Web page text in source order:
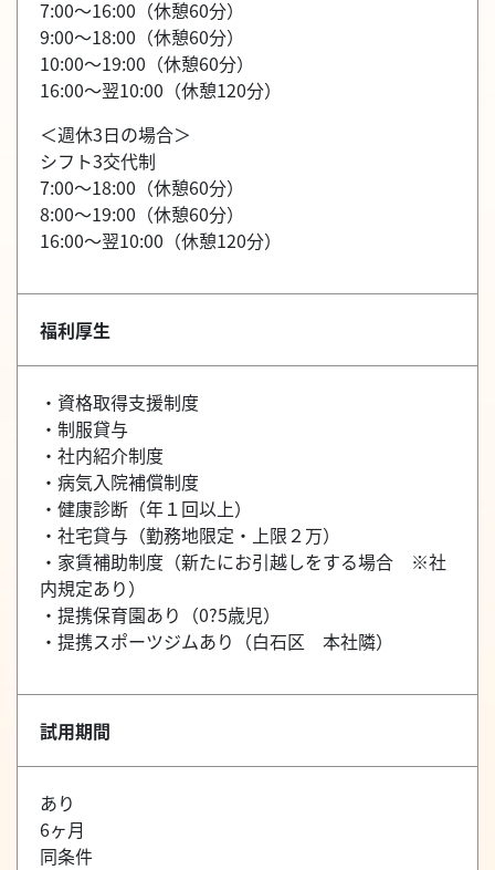
7:00～16:00（休憩60分）
9:00～18:00（休憩60分）
10:00～19:00（休憩60分）
16:00～翌10:00（休憩120分）
＜週休3日の場合＞
シフト3交代制
7:00～18:00（休憩60分）
8:00～19:00（休憩60分）
16:00～翌10:00（休憩120分）
福利厚生
・資格取得支援制度
・制服貸与
・社内紹介制度
・病気入院補償制度
・健康診断（年１回以上）
・社宅貸与（勤務地限定・上限２万）
・家賃補助制度（新たにお引越しをする場合 ※社
内規定あり）
・提携保育園あり（0?5歳児）
・提携スポーツジムあり（白石区 本社隣）
試用期間
あり
6ヶ月
同条件